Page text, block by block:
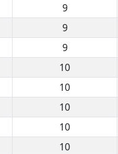
9
9
9
10
10
10
10
10